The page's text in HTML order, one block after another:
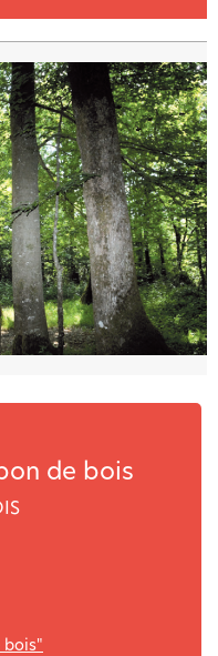
de bois
bois"